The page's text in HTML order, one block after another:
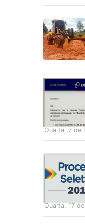
Quarta, 7 de
Quarta, 17